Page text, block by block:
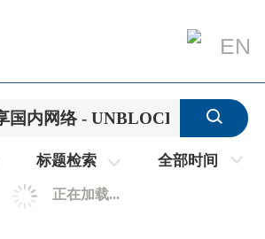
EN
标题检索 全部时间
正在加载...